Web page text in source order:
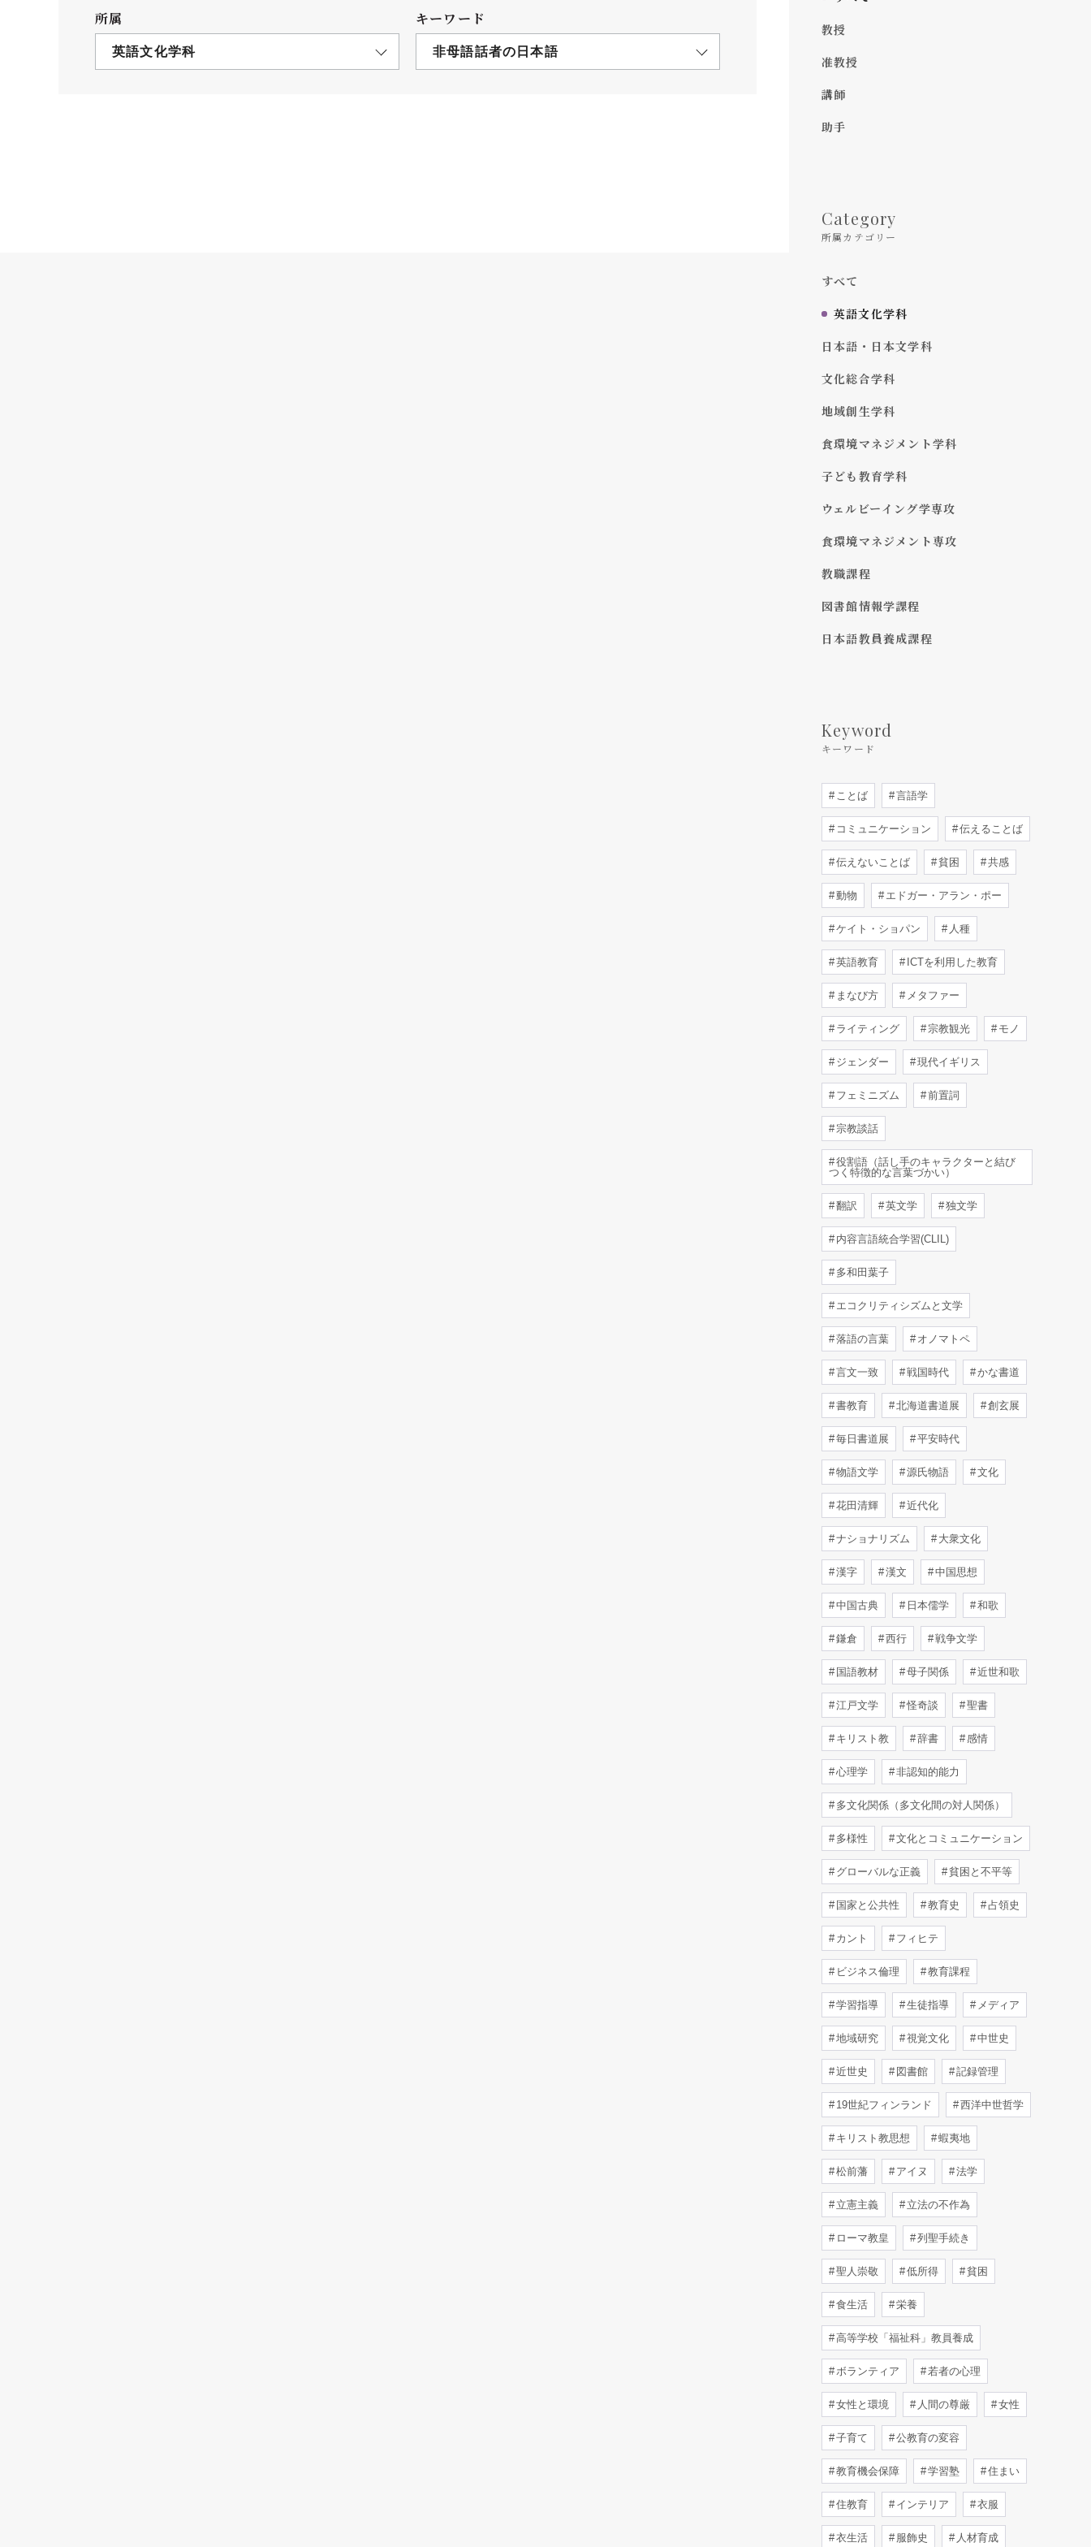
３Dパノラマビュー
所属
英語文化学科
キーワード
非母語話者の日本語
教授
准教授
講師
助手
Category
所属カテゴリー
すべて
英語文化学科
日本語・日本文学科
文化総合学科
地域創生学科
食環境マネジメント学科
子ども教育学科
ウェルビーイング学専攻
食環境マネジメント専攻
教職課程
図書館情報学課程
日本語教員養成課程
Keyword
キーワード
ことば 言語学
コミュニケーション 伝えることば
伝えないことば 貧困 共感
動物 エドガー・アラン・ポー
ケイト・ショパン 人種
英語教育 ICTを利用した教育
まなび方 メタファー
ライティング 宗教観光 モノ
ジェンダー 現代イギリス
フェミニズム 前置詞
宗教談話
役割語（話し手のキャラクターと結び
つく特徴的な言葉づかい）
翻訳 英文学 独文学
内容言語統合学習(CLIL)
多和田葉子
エコクリティシズムと文学
落語の言葉 オノマトペ
言文一致 戦国時代 かな書道
書教育 北海道書道展 創玄展
毎日書道展 平安時代
物語文学 源氏物語 文化
花田清輝 近代化
ナショナリズム 大衆文化
漢字 漢文 中国思想
中国古典 日本儒学 和歌
鎌倉 西行 戦争文学
国語教材 母子関係 近世和歌
江戸文学 怪奇談 聖書
キリスト教 辞書 感情
心理学 非認知的能力
多文化関係（多文化間の対人関係）
多様性 文化とコミュニケーション
グローバルな正義 貧困と不平等
国家と公共性 教育史 占領史
カント フィヒテ
ビジネス倫理 教育課程
学習指導 生徒指導 メディア
地域研究 視覚文化 中世史
近世史 図書館 記録管理
19世紀フィンランド 西洋中世哲学
キリスト教思想 蝦夷地
松前藩 アイヌ 法学
立憲主義 立法の不作為
ローマ教皇 列聖手続き
聖人崇敬 低所得 貧困
食生活 栄養
高等学校「福祉科」教員養成
ボランティア 若者の心理
女性と環境 人間の尊厳 女性
子育て 公教育の変容
教育機会保障 学習塾 住まい
住教育 インテリア 衣服
衣生活 服飾史 人材育成